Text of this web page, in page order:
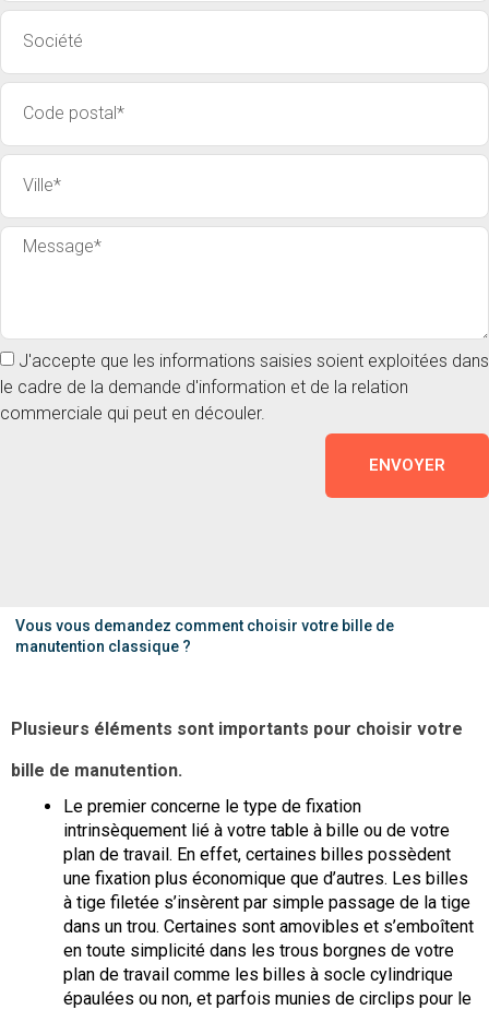
J'accepte que les informations saisies soient exploitées dans
le cadre de la demande d'information et de la relation
commerciale qui peut en découler.
ENVOYER
Vous vous demandez comment choisir votre bille de
manutention classique ?
Plusieurs éléments sont importants pour choisir votre
bille de manutention.
Le premier concerne le type de fixation
intrinsèquement lié à votre table à bille ou de votre
plan de travail. En effet, certaines billes possèdent
une fixation plus économique que d’autres. Les billes
à tige filetée s’insèrent par simple passage de la tige
dans un trou. Certaines sont amovibles et s’emboîtent
en toute simplicité dans les trous borgnes de votre
plan de travail comme les billes à socle cylindrique
épaulées ou non, et parfois munies de circlips pour le